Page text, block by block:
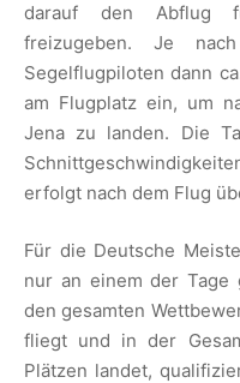
darauf den Abflug
freizugeben. Je
Segelflugpiloten dann
am Flugplatz ein, um
Jena zu landen. Die
erfolgt nach dem Flug
Für die Deutsche
nur an einem der
den gesamten
fliegt und in der
Plätzen landet,